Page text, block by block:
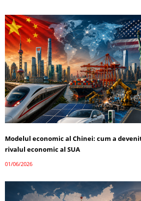
Modelul economic al Chinei: cum a
rivalul economic al SUA
01/06/2026